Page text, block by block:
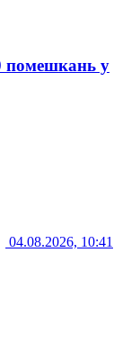
помешкань у
04.08.2026, 10:41